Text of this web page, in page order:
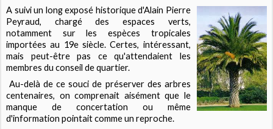
A suivi un long exposé historique d'Alain Pierre
Peyraud, chargé des espaces verts,
notamment sur les espèces tropicales
importées au 19e siècle. Certes, intéressant,
mais peut-être pas ce qu'attendaient les
membres du conseil de quartier.
Au-delà de ce souci de préserver des arbres
centenaires, on comprenait aisément que le
manque de concertation ou même
d'information pointait comme un reproche.